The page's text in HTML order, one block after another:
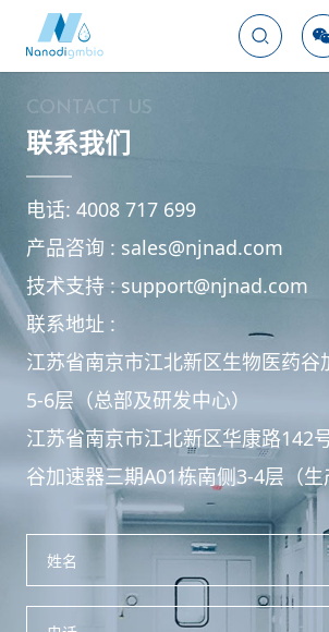
CONTACT US
联系我们
电话: 4008 717 699
产品咨询 : sales@njnad.com
技术支持 : support@njnad.com
联系地址 :
江苏省南京市江北新区生物医药谷
5-6层（总部及研发中心）
江苏省南京市江北新区华康路142
谷加速器三期A01栋南侧3-4层（生